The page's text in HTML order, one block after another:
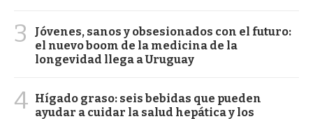
3
Jóvenes, sanos y obsesionados con el futuro:
el nuevo boom de la medicina de la
longevidad llega a Uruguay
4 Hígado graso: seis bebidas que pueden
ayudar a cuidar la salud hepática y los